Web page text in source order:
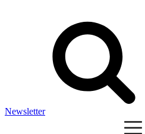
Newsletter